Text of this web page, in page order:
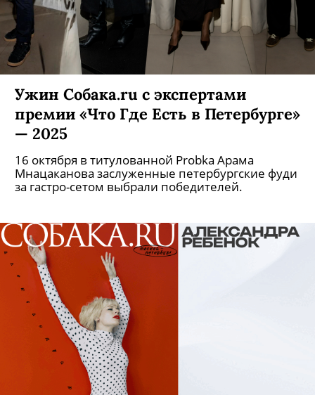
Ужин Собака.ru с экспертами
премии «Что Где Есть в Петербурге»
— 2025
16 октября в титулованной Probka Арама
Мнацаканова заслуженные петербургские фуди
за гастро-сетом выбрали победителей.